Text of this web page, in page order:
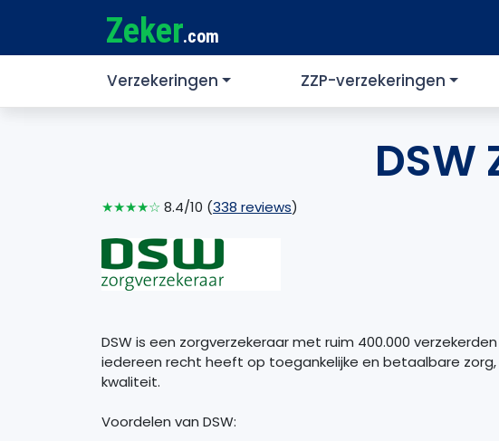
Zeker.com
Verzekeringen ZZP-verzekeringen
★★★★☆ 8.4/10 (338 reviews)
DSW is een zorgverzekeraar met ruim 400.000
iedereen recht heeft op toegankelijke en betaalbare zorg,
kwaliteit.
Voordelen van DSW: